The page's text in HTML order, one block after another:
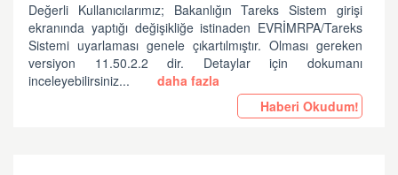
Değerli Kullanıcılarımız; Bakanlığın Tareks Sistem girişi
ekranında yaptığı değişikliğe istinaden EVRİMRPA/Tareks
Sistemi uyarlaması genele çıkartılmıştır. Olması gereken
versiyon 11.50.2.2 dir. Detaylar için dokumanı
inceleyebilirsiniz...
daha fazla
Haberi Okudum!